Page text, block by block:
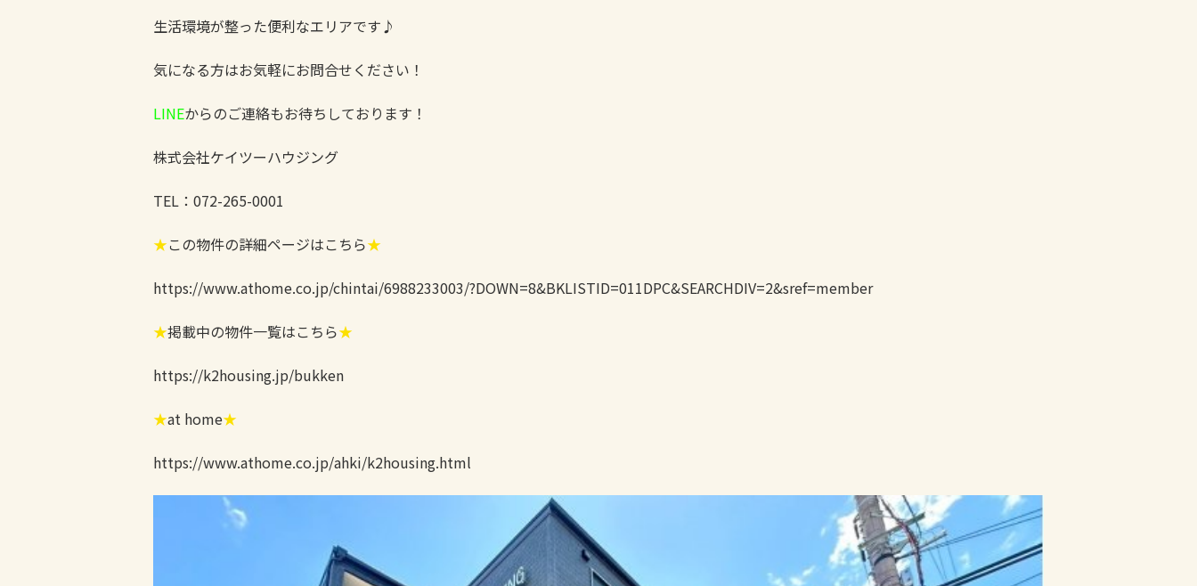
生活環境が整った便利なエリアです♪
気になる方はお気軽にお問合せください！
LINEからのご連絡もお待ちしております！
株式会社ケイツーハウジング
TEL：072-265-0001
★この物件の詳細ページはこちら★
https://www.athome.co.jp/chintai/6988233003/?DOWN=8&BKLISTID=011DPC&SEARCHDIV=2&sref=member
★掲載中の物件一覧はこちら★
https://k2housing.jp/bukken
★at home★
https://www.athome.co.jp/ahki/k2housing.html